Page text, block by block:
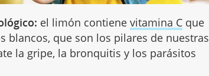
el limón contienevitamina C que
blancos, que son los pilares de nuestras
la gripe, la bronquitis y los parásitos